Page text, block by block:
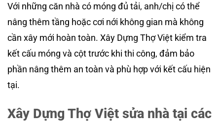
Với những căn nhà có móng đủ tải, anh/chị có thể
nâng thêm tầng hoặc cơi nới không gian mà không
cần xây mới hoàn toàn. Xây Dựng Thợ Việt kiểm tra
kết cấu móng và cột trước khi thi công, đảm bảo
phần nâng thêm an toàn và phù hợp với kết cấu hiện
tại.
Xây Dựng Thợ Việt sửa nhà tại các